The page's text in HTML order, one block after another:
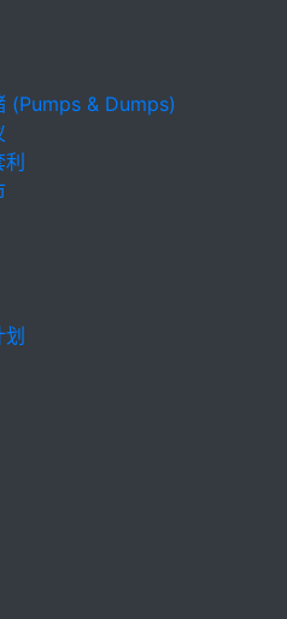
(Pumps & Dumps)
利
划